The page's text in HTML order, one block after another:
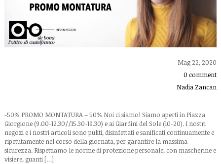
Mag 22, 2020
0 comment
Nadia Zancan
-50% PROMO MONTATURA – 50% Noi ci siamo! Siamo aperti in Piazza
Giorgione (9.00-12.30//15.30-19.30) e ai Giardini del Sole (10-20). I nostri
negozi e i nostri articoli sono puliti, disinfettati e sanificati continuamente e
ripetutamente nel corso della giornata, per garantire la massima
sicurezza. Rispettiamo le norme di protezione personale, con mascherine e
visiere, guanti […]